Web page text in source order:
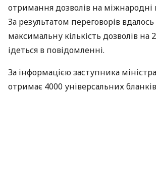
отримання дозволів на міжнародні
За результатом переговорів
максимальну кількість дозволів на
ідеться в повідомленні.
За інформацією заступника
отримає 4000 універсальних